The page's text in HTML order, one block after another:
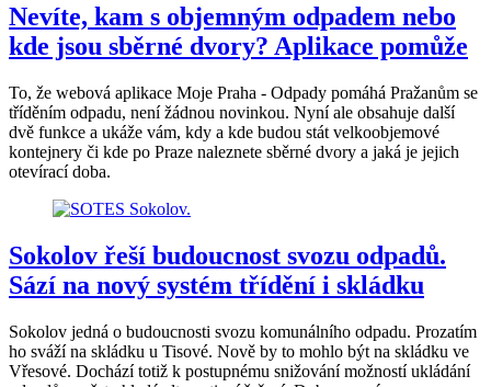
Nevíte, kam s objemným odpadem nebo
kde jsou sběrné dvory? Aplikace pomůže
To, že webová aplikace Moje Praha - Odpady pomáhá Pražanům se
tříděním odpadu, není žádnou novinkou. Nyní ale obsahuje další
dvě funkce a ukáže vám, kdy a kde budou stát velkoobjemové
kontejnery či kde po Praze naleznete sběrné dvory a jaká je jejich
otevírací doba.
Sokolov řeší budoucnost svozu odpadů.
Sází na nový systém třídění i skládku
Sokolov jedná o budoucnosti svozu komunálního odpadu. Prozatím
ho sváží na skládku u Tisové. Nově by to mohlo být na skládku ve
Vřesové. Dochází totiž k postupnému snižování možností ukládání